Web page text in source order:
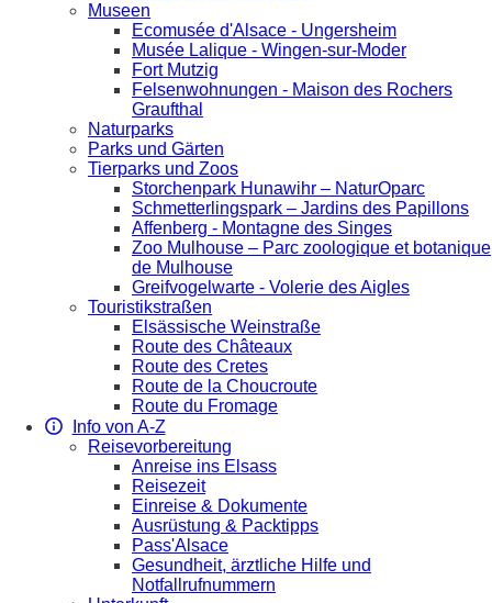
Museen
Ecomusée d'Alsace - Ungersheim
Musée Lalique - Wingen-sur-Moder
Fort Mutzig
Felsenwohnungen - Maison des Rochers
Graufthal
Naturparks
Parks und Gärten
Tierparks und Zoos
Storchenpark Hunawihr – NaturOparc
Schmetterlingspark – Jardins des Papillons
Affenberg - Montagne des Singes
Zoo Mulhouse – Parc zoologique et botanique
de Mulhouse
Greifvogelwarte - Volerie des Aigles
Touristikstraßen
Elsässische Weinstraße
Route des Châteaux
Route des Cretes
Route de la Choucroute
Route du Fromage
Info von A-Z
Reisevorbereitung
Anreise ins Elsass
Reisezeit
Einreise & Dokumente
Ausrüstung & Packtipps
Pass'Alsace
Gesundheit, ärztliche Hilfe und
Notfallrufnummern